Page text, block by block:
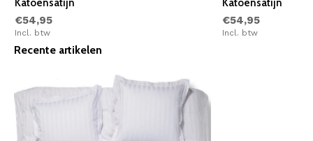
Katoensatijn
€54,95
Incl. btw
Katoensatijn
€54,95
Incl. btw
Recente artikelen